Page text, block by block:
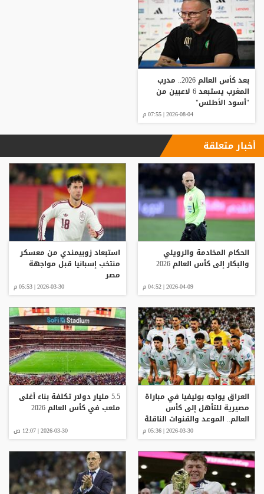
بعد كأس العالم 2026.. مدرب
المغرب يستبعد 6 لاعبين من
"أسود الأطلس"
2026-08-04 | 07:55 م
أخبار متعلقة
الحكام المخادمة والرويلي
والبكار إلى كأس العالم 2026
2026-04-09 | 04:52 م
استبعاد زوبيمندي من معسكر
منتخب إسبانيا قبل مواجهة
مصر
2026-03-30 | 05:53 م
العراق يواجه بوليفيا في مباراة
مصيرية للتأهل إلى كأس
العالم.. الموعد والقنوات الناقلة
2026-03-30 | 05:36 م
5.5 مليار دولار تكلفة بناء أغلى
ملعب في كأس العالم 2026
2026-03-30 | 12:07 ص